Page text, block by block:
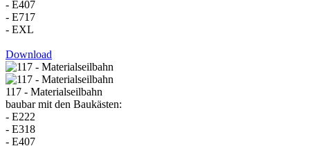
- E407
- E717
- EXL
Download
117 - Materialseilbahn
baubar mit den Baukästen:
- E222
- E318
- E407